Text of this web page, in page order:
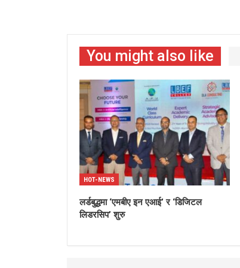
You might also like
HOT-NEWS
लर्डबुद्धमा ‘एमबीए इन एआई’ र ‘डिजिटल
लिडरसिप’ शुरु